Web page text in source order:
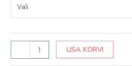
Heleroosa
k/s
LISA KORVI